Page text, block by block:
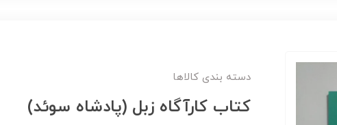
دسته بندی کالاها
کتاب کارآگاه زبل (پادشاه سوئد)